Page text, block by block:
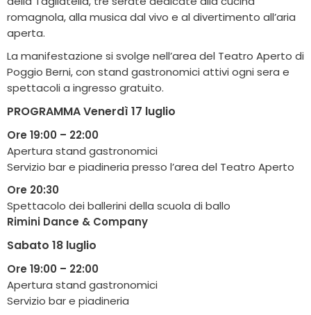
romagnola, alla musica dal vivo e al divertimento all’aria
aperta.
La manifestazione si svolge nell’area del Teatro Aperto di
Poggio Berni, con stand gastronomici attivi ogni sera e
spettacoli a ingresso gratuito.
PROGRAMMAVenerdì 17 luglio
Ore 19:00 – 22:00
Apertura stand gastronomici
Servizio bar e piadineria presso l’area del Teatro Aperto
Ore 20:30
Spettacolo dei ballerini della scuola di ballo
Rimini Dance & Company
Sabato 18 luglio
Ore 19:00 – 22:00
Apertura stand gastronomici
Servizio bar e piadineria